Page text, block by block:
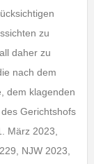
zu
daher zu
nach dem
dem klagenden
Gerichtshofs
März 2023,
NJW 2023,